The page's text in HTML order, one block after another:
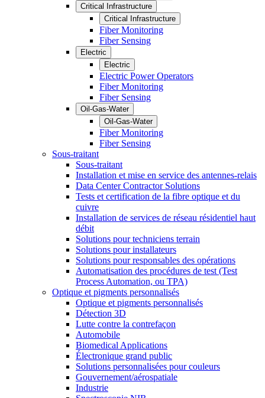
Critical Infrastructure
Critical Infrastructure
Fiber Monitoring
Fiber Sensing
Electric
Electric
Electric Power Operators
Fiber Monitoring
Fiber Sensing
Oil-Gas-Water
Oil-Gas-Water
Fiber Monitoring
Fiber Sensing
Sous-traitant
Sous-traitant
Installation et mise en service des antennes-relais
Data Center Contractor Solutions
Tests et certification de la fibre optique et du
cuivre
Installation de services de réseau résidentiel haut
débit
Solutions pour techniciens terrain
Solutions pour installateurs
Solutions pour responsables des opérations
Automatisation des procédures de test (Test
Process Automation, ou TPA)
Optique et pigments personnalisés
Optique et pigments personnalisés
Détection 3D
Lutte contre la contrefaçon
Automobile
Biomedical Applications
Électronique grand public
Solutions personnalisées pour couleurs
Gouvernement/aérospatiale
Industrie